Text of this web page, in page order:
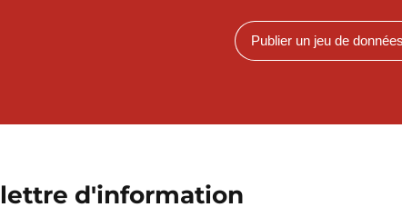
Publier un jeu de données
d'information